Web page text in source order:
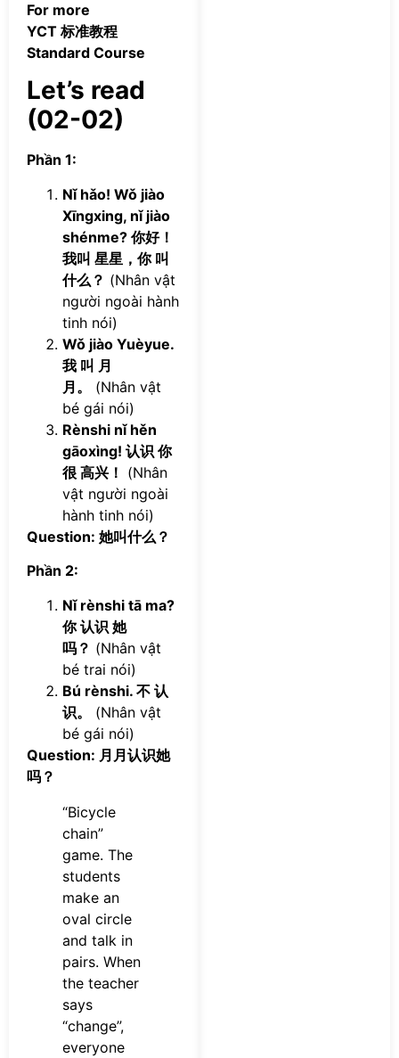
For more
YCT 标准教程
Standard Course
Let’s read
(02-02)
Phần 1:
Nǐ hǎo! Wǒ jiào
Xīngxing, nǐ jiào
shénme? 你好！
我叫 星星，你 叫
什么？ (Nhân vật
người ngoài hành
tinh nói)
Wǒ jiào Yuèyue.
我 叫 月
月。
(Nhân vật
bé gái nói)
Rènshi nǐ hěn
gāoxìng! 认识 你
很 高兴！ (Nhân
vật người ngoài
hành tinh nói)
Question: 她叫什么？
Phần 2:
Nǐ rènshi tā ma?
你 认识 她
吗？ (Nhân vật
bé trai nói)
Bú rènshi. 不 认
识。
(Nhân vật
bé gái nói)
Question: 月月认识她
吗？
“Bicycle
chain”
game. The
students
make an
oval circle
and talk in
pairs. When
the teacher
says
“change”,
everyone